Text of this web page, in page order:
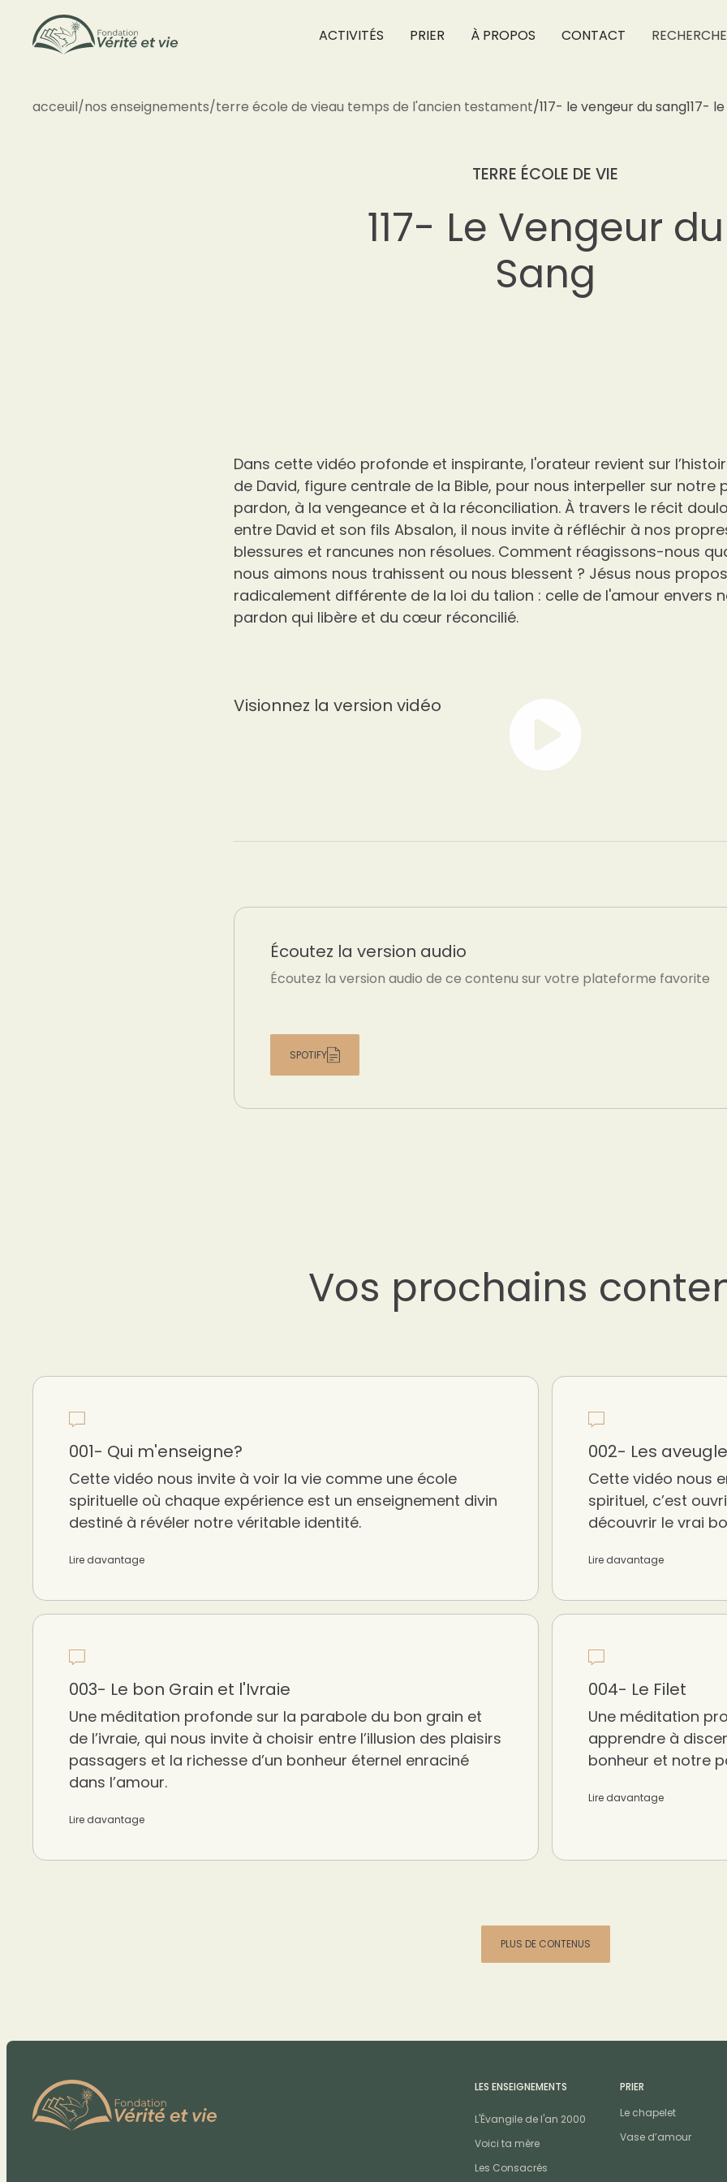
ACTIVITÉS PRIER À PROPOS CONTACT
acceuil/nos enseignements/terre école de vieau temps de l'ancien testament/117- le vengeur du sang117-
TERRE ÉCOLE DE VIE
117- Le Vengeur du
Sang
Dans cette vidéo profonde et inspirante, l'orateur revient sur
de David, figure centrale de la Bible, pour nous interpeller sur notre
pardon, à la vengeance et à la réconciliation. À travers le récit
entre David et son fils Absalon, il nous invite à réfléchir à nos
blessures et rancunes non résolues. Comment réagissons-nous
nous aimons nous trahissent ou nous blessent ? Jésus nous
radicalement différente de la loi du talion : celle de l'amour envers
pardon qui libère et du cœur réconcilié.
Visionnez la version vidéo
Écoutez la version audio
Écoutez la version audio de ce contenu sur votre plateforme favorite
SPOTIFY
Vos prochains
001- Qui m'enseigne?
Cette vidéo nous invite à voir la vie comme une école
spirituelle où chaque expérience est un enseignement divin
destiné à révéler notre véritable identité.
Lire davantage
002- Les
Cette vidéo nous
spirituel, c’est
découvrir le vrai
Lire davantage
003- Le bon Grain et l'Ivraie
Une méditation profonde sur la parabole du bon grain et
de l’ivraie, qui nous invite à choisir entre l’illusion des plaisirs
passagers et la richesse d’un bonheur éternel enraciné
dans l’amour.
Lire davantage
004- Le Filet
Une méditation
apprendre à
bonheur et notre
Lire davantage
PLUS DE CONTENUS
LES ENSEIGNEMENTS
L'Évangile de l'an 2000
Voici ta mère
Les Consacrés
PRIER
Le chapelet
Vase d’amour